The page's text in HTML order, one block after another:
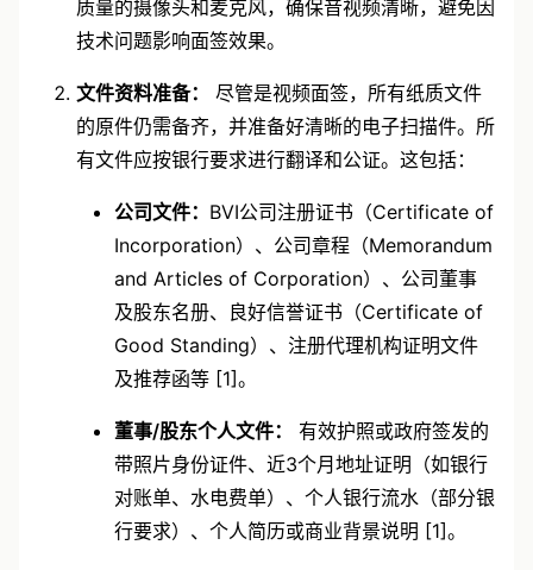
质量的摄像头和麦克风，确保音视频清晰，避免因
技术问题影响面签效果。
文件资料准备：
尽管是视频面签，所有纸质文件
的原件仍需备齐，并准备好清晰的电子扫描件。所
有文件应按银行要求进行翻译和公证。这包括：
公司文件： BVI公司注册证书（Certificate of
Incorporation）、公司章程（Memorandum
and Articles of Corporation）、公司董事
及股东名册、良好信誉证书（Certificate of
Good Standing）、注册代理机构证明文件
及推荐函等 [1]。
董事/股东个人文件：
有效护照或政府签发的
带照片身份证件、近3个月地址证明（如银行
对账单、水电费单）、个人银行流水（部分银
行要求）、个人简历或商业背景说明 [1]。